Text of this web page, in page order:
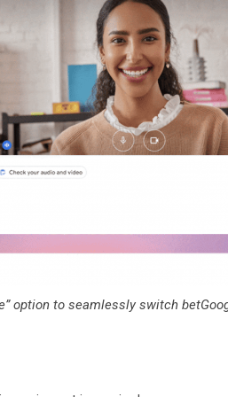
option to seamlessly switch